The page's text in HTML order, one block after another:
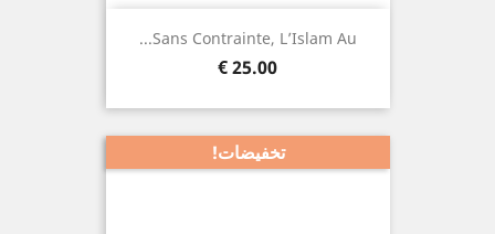
Sans Contrainte, L’Islam Au...
السعر
25.00 €
تخفيضات!